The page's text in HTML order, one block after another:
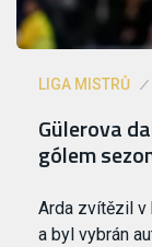
LIGA MISTRŮ
Gülerova
gólem
Arda zvítězil v
a byl vybrán